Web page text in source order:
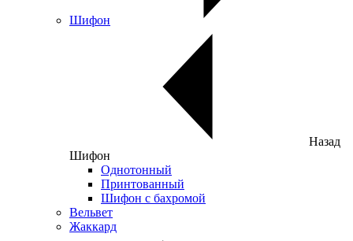
Шифон
Назад
Шифон
Однотонный
Принтованный
Шифон с бахромой
Вельвет
Жаккард